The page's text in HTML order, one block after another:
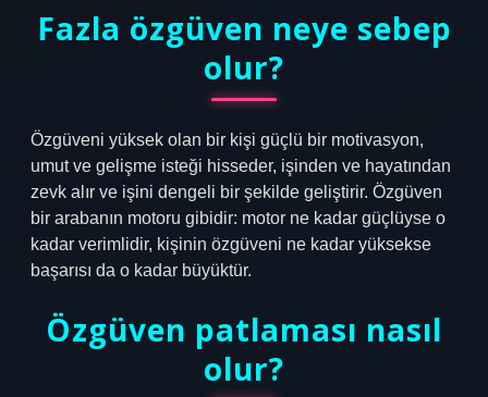
Fazla özgüven neye sebep
olur?
Özgüveni yüksek olan bir kişi güçlü bir motivasyon,
umut ve gelişme isteği hisseder, işinden ve hayatından
zevk alır ve işini dengeli bir şekilde geliştirir. Özgüven
bir arabanın motoru gibidir: motor ne kadar güçlüyse o
kadar verimlidir, kişinin özgüveni ne kadar yüksekse
başarısı da o kadar büyüktür.
Özgüven patlaması nasıl
olur?